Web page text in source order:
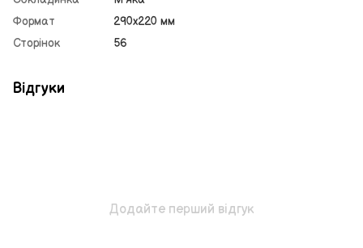
Формат
290х220 мм
Сторінок
56
Відгуки
Додайте перший відгук